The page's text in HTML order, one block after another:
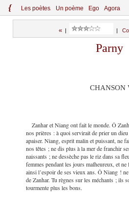
{ Les poètes Un poème Ego Agora
«|
Parny
CHANSON
Zanhar et Niang ont fait le monde. Ô
nos prières : à quoi servirait de prier un
apaiser. Niang, esprit malin et puissant, ne
nos têtes ; ne dis plus à la mer de franchir
naissants ; ne dessèche pas le riz dans sa
femmes pendant les jours malheureux, et
ainsi l’espoir de ses vieux ans. Ô Niang !
de Zanhar. Tu règnes sur les méchants ; ils
tourmente plus les bons.